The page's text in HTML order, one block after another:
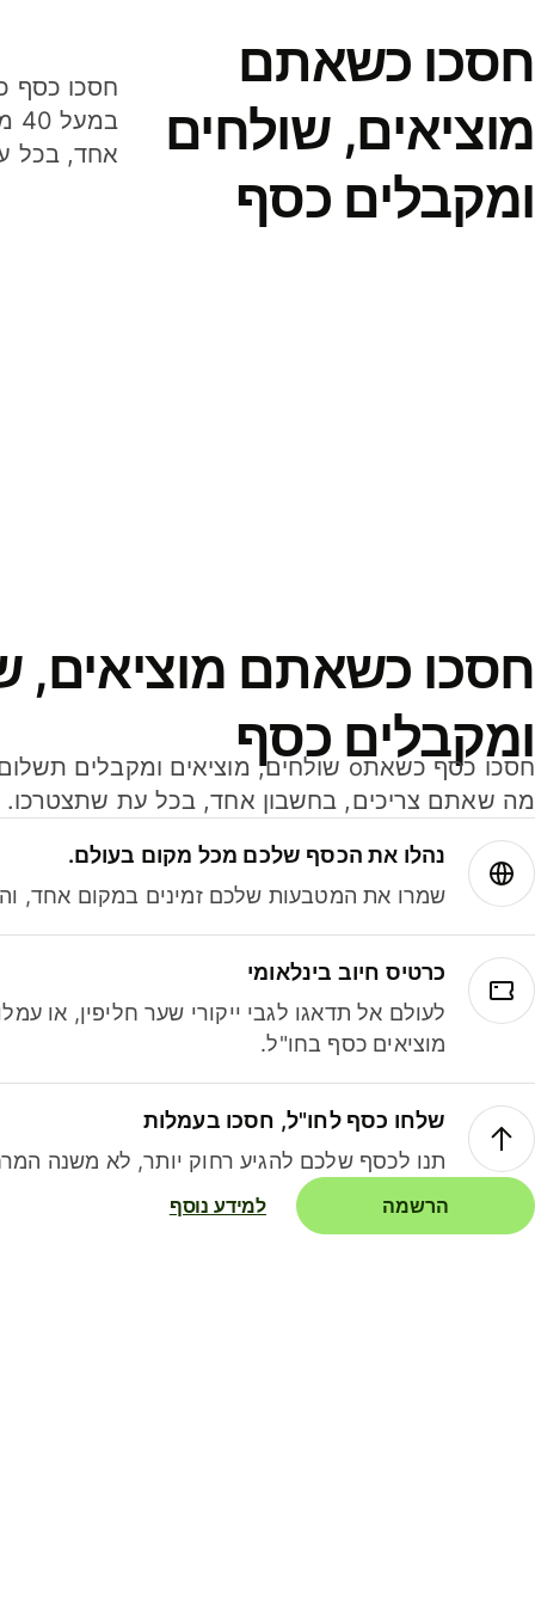
חסכו כשאתם
מוציאים, שולחים
ומקבלים כסף
אחד, בכל
חסכו כשאתם מוציאים,
ומקבלים כסף
מה שאתם צריכים, בחשבון אחד, בכל עת שתצטרכו.
נהלו את הכסף שלכם מכל מקום בעולם.
שמרו את המטבעות שלכם זמינים במקום אחד,
כרטיס חיוב בינלאומי
לעולם אל תדאגו לגבי ייקורי שער חליפין, או
מוציאים כסף בחו"ל.
שלחו כסף לחו"ל, חסכו בעמלות
תנו לכסף שלכם להגיע רחוק יותר, לא משנה
הרשמה למידע נוסף